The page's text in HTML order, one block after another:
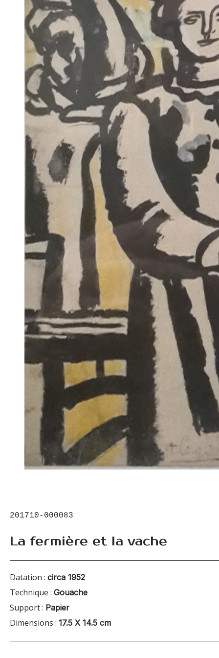
201710-000083
La fermière et la vache
Datation : circa 1952
Technique : Gouache
Support : Papier
Dimensions : 17.5 X 14.5 cm